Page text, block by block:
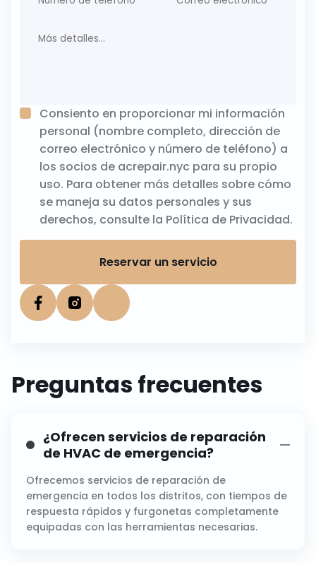
Consiento en proporcionar mi información
personal (nombre completo, dirección de
correo electrónico y número de teléfono) a
los socios de acrepair.nyc para su propio
uso. Para obtener más detalles sobre cómo
se maneja su datos personales y sus
derechos, consulte la Política de Privacidad.
Reservar un servicio
Preguntas frecuentes
¿Ofrecen servicios de reparación
de HVAC de emergencia?
Ofrecemos servicios de reparación de
emergencia en todos los distritos, con tiempos de
respuesta rápidos y furgonetas completamente
equipadas con las herramientas necesarias.